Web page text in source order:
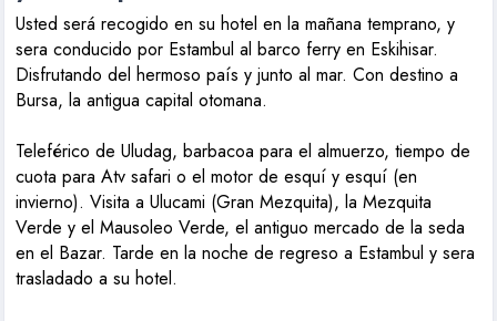
Usted será recogido en su hotel en la mañana temprano, y
sera conducido por Estambul al barco ferry en Eskihisar.
Disfrutando del hermoso país y junto al mar. Con destino a
Bursa, la antigua capital otomana.
Teleférico de Uludag, barbacoa para el almuerzo, tiempo de
cuota para Atv safari o el motor de esquí y esquí (en
invierno). Visita a Ulucami (Gran Mezquita), la Mezquita
Verde y el Mausoleo Verde, el antiguo mercado de la seda
en el Bazar. Tarde en la noche de regreso a Estambul y sera
trasladado a su hotel.